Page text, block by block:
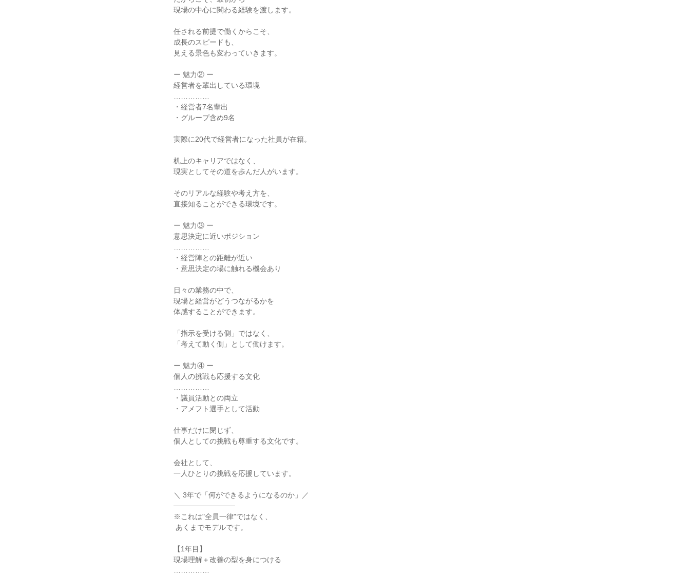
現場の中心に関わる経験を渡します。
任される前提で働くからこそ、
成長のスピードも、
見える景色も変わっていきます。
ー 魅力② ー
経営者を輩出している環境
・経営者7名輩出
・グループ含め9名
実際に20代で経営者になった社員が在籍。
机上のキャリアではなく、
現実としてその道を歩んだ人がいます。
そのリアルな経験や考え方を、
直接知ることができる環境です。
ー 魅力③ ー
意思決定に近いポジション
・経営陣との距離が近い
・意思決定の場に触れる機会あり
日々の業務の中で、
現場と経営がどうつながるかを
体感することができます。
「指示を受ける側」ではなく、
「考えて動く側」として働けます。
ー 魅力④ ー
個人の挑戦も応援する文化
・議員活動との両立
・アメフト選手として活動
仕事だけに閉じず、
個人としての挑戦も尊重する文化です。
会社として、
一人ひとりの挑戦を応援しています。
＼ 3年で「何ができるようになるのか」／
────────────
※これは"全員一律"ではなく、
【1年目】
現場理解＋改善の型を身につける